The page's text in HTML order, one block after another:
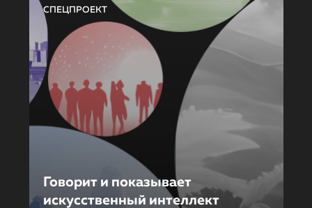
СПЕЦПРОЕКТ
Говорит и показывает
искусственный интеллект